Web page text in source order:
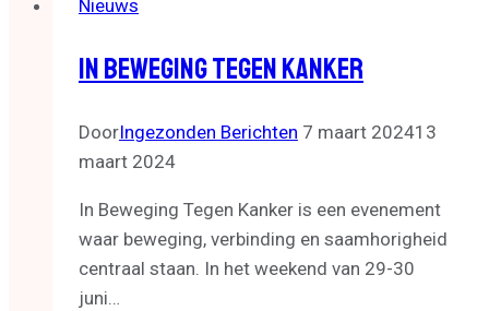
annulering
Halve
van
Nieuws
In Beweging Tegen Kanker
DoorIngezonden Berichten 7 maart 202413
maart 2024
In Beweging Tegen Kanker is een evenement
waar beweging, verbinding en saamhorigheid
centraal staan. In het weekend van 29-30
juni…